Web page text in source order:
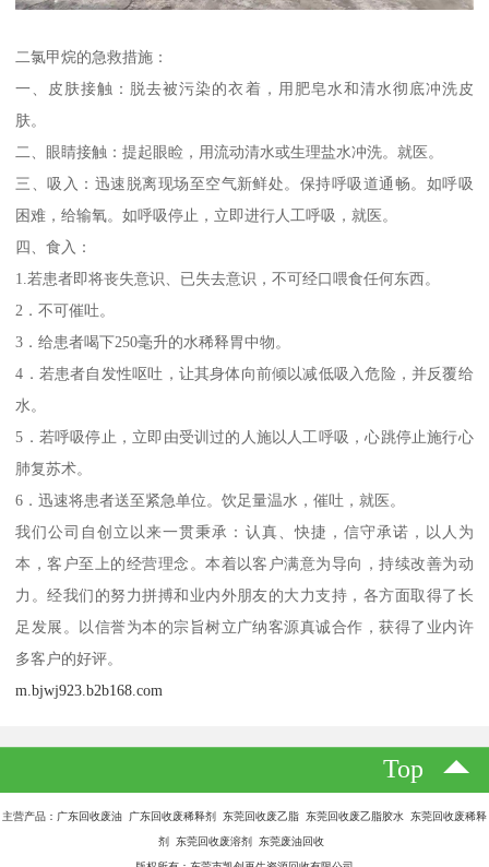
二氯甲烷的急救措施：
一、皮肤接触：脱去被污染的衣着，用肥皂水和清水彻底冲洗皮
肤。
二、眼睛接触：提起眼睑，用流动清水或生理盐水冲洗。就医。
三、吸入：迅速脱离现场至空气新鲜处。保持呼吸道通畅。如呼吸
困难，给输氧。如呼吸停止，立即进行人工呼吸，就医。
四、食入：
1.若患者即将丧失意识、已失去意识，不可经口喂食任何东西。
2．不可催吐。
3．给患者喝下250毫升的水稀释胃中物。
4．若患者自发性呕吐，让其身体向前倾以减低吸入危险，并反覆给
水。
5．若呼吸停止，立即由受训过的人施以人工呼吸，心跳停止施行心
肺复苏术。
6．迅速将患者送至紧急单位。饮足量温水，催吐，就医。
我们公司自创立以来一贯秉承：认真、快捷，信守承诺，以人为
本，客户至上的经营理念。本着以客户满意为导向，持续改善为动
力。经我们的努力拼搏和业内外朋友的大力支持，各方面取得了长
足发展。以信誉为本的宗旨树立广纳客源真诚合作，获得了业内许
多客户的好评。
m.bjwj923.b2b168.com
Top
主营产品：广东回收废油 广东回收废稀释剂 东莞回收废乙脂 东莞回收废乙脂胶水 东莞回收废稀释
剂 东莞回收废溶剂 东莞废油回收